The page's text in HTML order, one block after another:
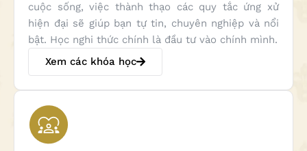
cuộc sống, việc thành thạo các quy tắc ứng xử
hiện đại sẽ giúp bạn tự tin, chuyên nghiệp và nổi
bật. Học nghi thức chính là đầu tư vào chính mình.
Xem các khóa học